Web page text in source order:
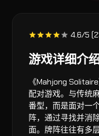
4.6/5
游戏详细介
《Mahjong
配对游戏。与传统
番型，而是面对一
阵，通过寻找并消
面。牌阵往往有多